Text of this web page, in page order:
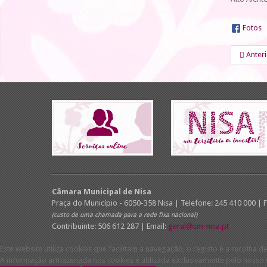
Fotos
Câmara Municipal de Nisa
Praça do Município - 6050-358 Nisa | Telefone: 245 410 000 |
(custo de uma chamada para a rede fixa nacional)
Contribuinte: 506 612 287 | Email: geral@cm-nisa.pt
Este website utiliza cookies que facilitam a navegação, o registo e a recolha
A informação armazenada nos cookies é utilizada exclusivamente pelo